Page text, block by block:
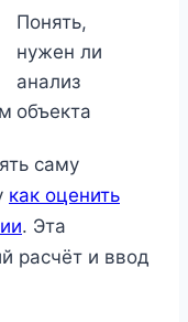
Понять,
нужен ли
анализ
объекта
саму
как оценить
. Эта
расчёт и ввод